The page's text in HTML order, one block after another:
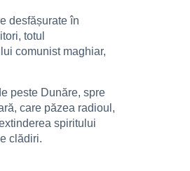
desfășurate în
totul
comunist maghiar,
peste Dunăre, spre
care păzea radioul,
spiritului
clădiri.